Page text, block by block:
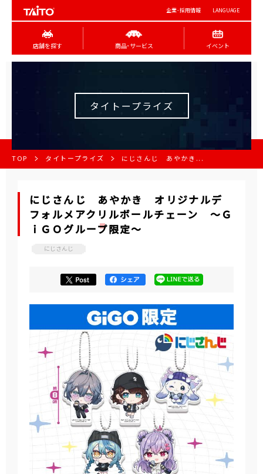
企業･採用情報 LANGUAGE
店舗を探す 商品･サービス イベント
タイトープライズ
TOP タイトープライズ にじさんじ あやかき...
にじさんじ あやかき オリジナルデ
フォルメアクリルボールチェーン ～Ｇ
ｉＧＯグループ限定～
にじさんじ